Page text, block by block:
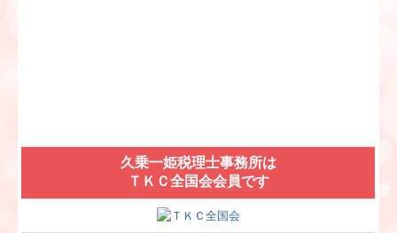
久乗一姫税理士事務所は
ＴＫＣ全国会会員です